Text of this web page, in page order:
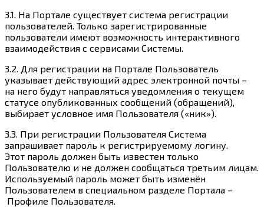
3.1. На Портале существует система регистрации
пользователей. Только зарегистрированные
пользователи имеют возможность интерактивного
взаимодействия с сервисами Системы.
3.2. Для регистрации на Портале Пользователь
указывает действующий адрес электронной почты –
на него будут направляться уведомления о текущем
статусе опубликованных сообщений (обращений),
выбирает условное имя Пользователя («ник»).
3.3. При регистрации Пользователя Система
запрашивает пароль к регистрируемому логину.
Этот пароль должен быть известен только
Пользователю и не должен сообщаться третьим лицам.
Используемый пароль может быть изменён
Пользователем в специальном разделе Портала –
Профиле Пользователя.